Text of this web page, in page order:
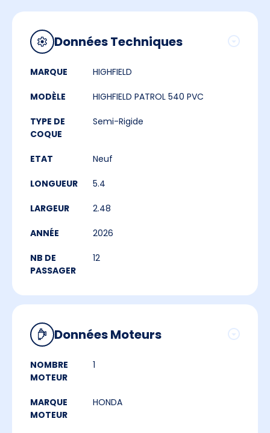
Données Techniques
MARQUE HIGHFIELD
MODÈLE HIGHFIELD PATROL 540 PVC
TYPE DE
COQUE
Semi-Rigide
ETAT Neuf
LONGUEUR 5.4
LARGEUR 2.48
ANNÉE 2026
NB DE
PASSAGER
12
Données Moteurs
NOMBRE
MOTEUR
1
MARQUE
MOTEUR
HONDA